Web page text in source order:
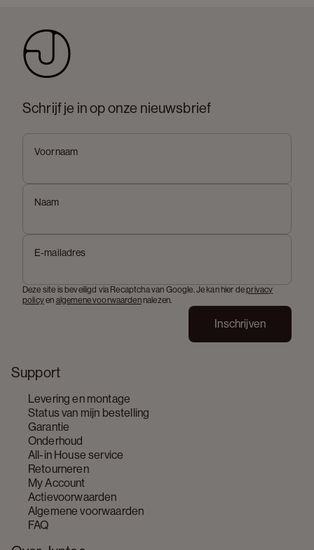
Support
Levering en montage
Status van mijn bestelling
Garantie
Onderhoud
All-in House service
Retourneren
My Account
Actievoorwaarden
Algemene voorwaarden
FAQ
Schrijf je in op onze nieuwsbrief
Voornaam
Naam
E-mailadres
Deze site is beveiligd via Recaptcha van Google. Je kan hier deprivacy
policyen algemene voorwaardennalezen.
Inschrijven